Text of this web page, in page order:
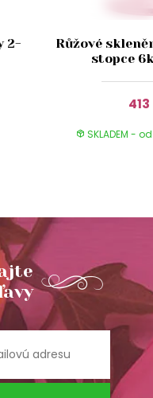
2-
Růžové
stopce
SKLADEM -